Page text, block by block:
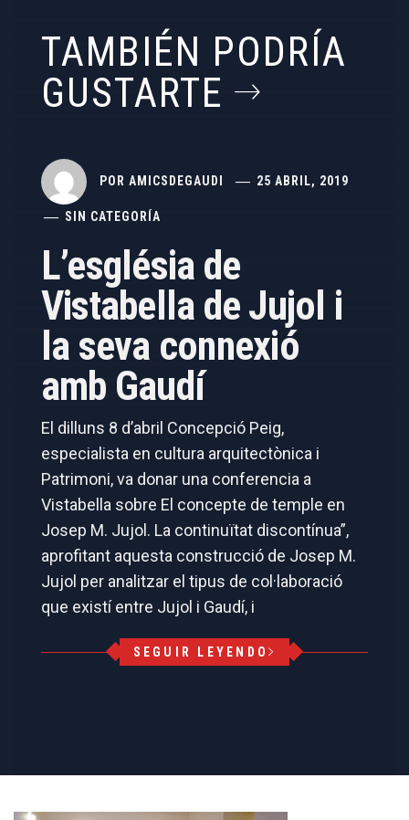
TAMBIÉN PODRÍA
GUSTARTE
POR AMICSDEGAUDI 25 ABRIL, 2019
SIN CATEGORÍA
L’església de
Vistabella de Jujol i
la seva connexió
amb Gaudí
El dilluns 8 d’abril Concepció Peig,
especialista en cultura arquitectònica i
Patrimoni, va donar una conferencia a
Vistabella sobre El concepte de temple en
Josep M. Jujol. La continuïtat discontínua”,
aprofitant aquesta construcció de Josep M.
Jujol per analitzar el tipus de col·laboració
que existí entre Jujol i Gaudí, i
SEGUIR LEYENDO